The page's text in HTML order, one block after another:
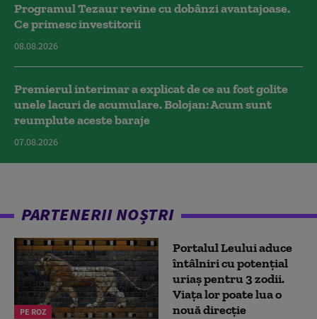
Programul Tezaur revine cu dobânzi avantajoase.
Ce primesc investitorii
08.08.2026
Premierul interimar a explicat de ce au fost golite
unele lacuri de acumulare. Bolojan: Acum sunt
reumplute aceste baraje
07.08.2026
PARTENERII NOȘTRI
PE ROZ
Portalul Leului aduce
întâlniri cu potențial
uriaș pentru 3 zodii.
Viața lor poate lua o
nouă direcție